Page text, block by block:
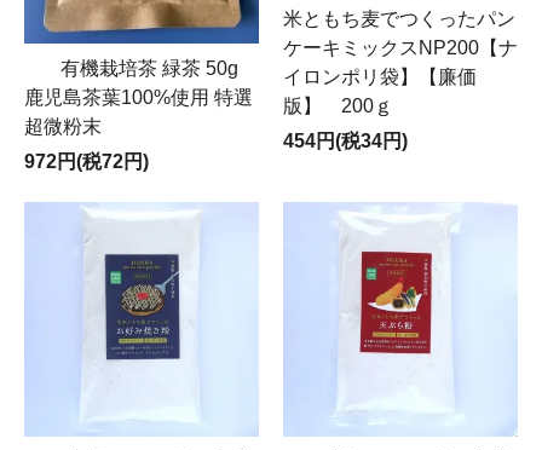
有機栽培茶 緑茶 50g
鹿児島茶葉100%使用 特選
超微粉末
972円(税72円)
米ともち麦でつくったパン
ケーキミックスNP200【ナ
イロンポリ袋】【廉価
版】 200ｇ
454円(税34円)